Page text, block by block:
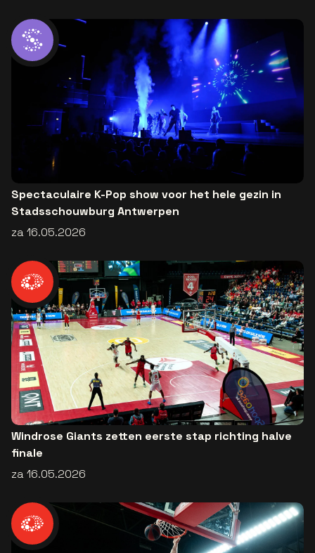
Spectaculaire K-Pop show voor het hele gezin in
Stadsschouwburg Antwerpen
za 16.05.2026
Windrose Giants zetten eerste stap richting halve
finale
za 16.05.2026